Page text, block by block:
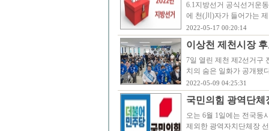
6.1지방선거 공식선거운
에 천(川)자가 들어가는
2022-05-17 00:20:14
이상천 제천시장
7일 열린 제천 제2선거구
치의 숨은 일화가 공개됐
2022-05-09 04:25:31
국민의힘 광역단
오는 6월 1일에는 전국동
제외한 광역자치단체장